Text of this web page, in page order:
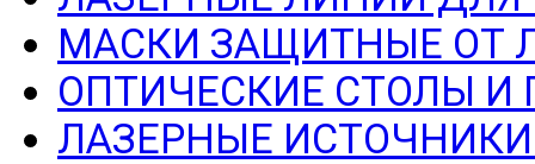
МАСКИ ЗАЩИТНЫЕ ОТ
ОПТИЧЕСКИЕ СТОЛЫ И
ЛАЗЕРНЫЕ ИСТОЧНИКИ